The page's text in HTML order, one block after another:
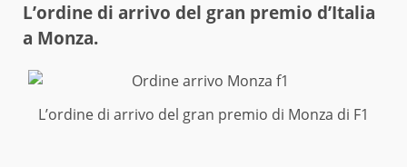
L’ordine di arrivo del gran premio d’Italia
a Monza.
L’ordine di arrivo del gran premio di Monza di F1